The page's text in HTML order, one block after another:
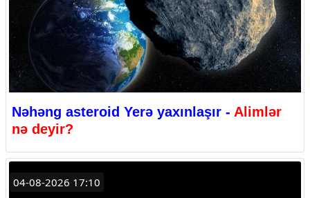
Nəhəng asteroid Yerə yaxınlaşır - Alimlər
nə deyir?
04-08-2026 17:10